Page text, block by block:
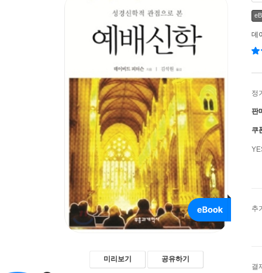
미리보기 공유하기
데
정
판
쿠
추
결